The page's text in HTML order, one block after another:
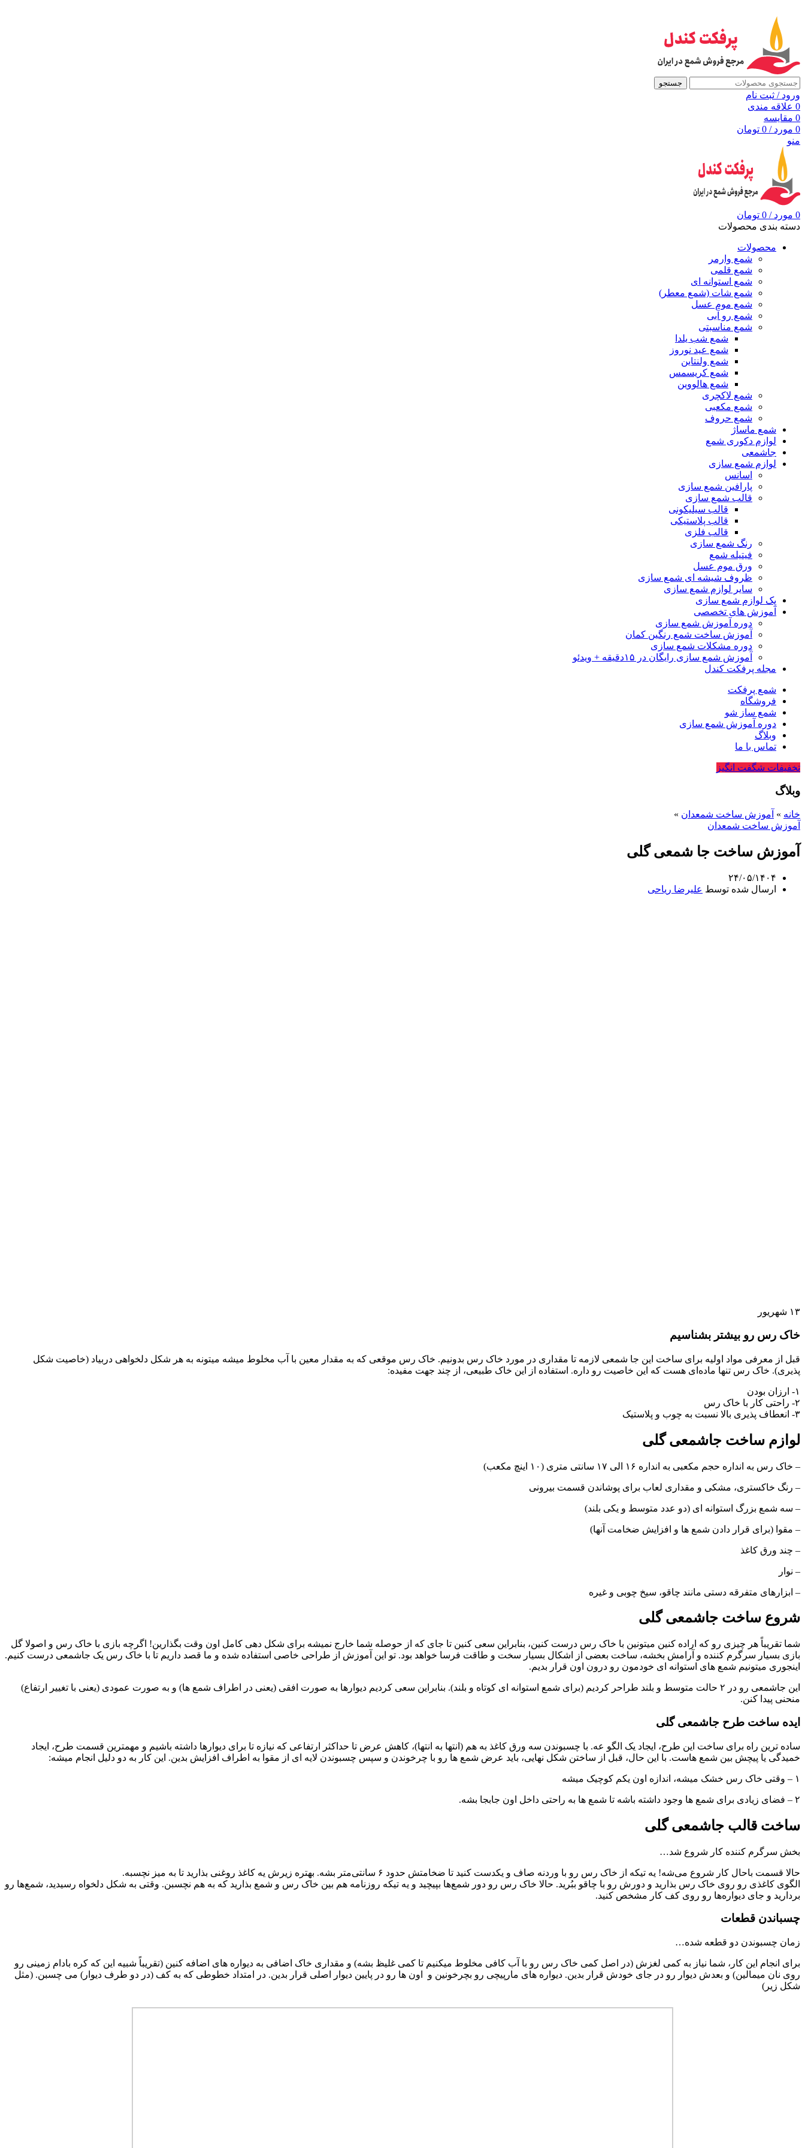
جستجو
ورود / ثبت نام
0 علاقه مندی
0 مقايسه
0 مورد /
0 تومان
منو
0 مورد /
0 تومان
دسته بندی محصولات
محصولات
شمع وارمر
شمع قلمی
شمع استوانه ای
شمع شات (شمع معطر)
شمع موم عسل
شمع رو آبی
شمع مناسبتی
شمع شب یلدا
شمع عید نوروز
شمع ولنتاین
شمع کریسمس
شمع هالووین
شمع لاکچری
شمع مکعبی
شمع حروف
شمع ماساژ
لوازم دکوری شمع
جاشمعی
لوازم شمع سازی
اسانس
پارافین شمع سازی
قالب شمع سازی
قالب سیلیکونی
قالب پلاستیکی
قالب فلزی
رنگ شمع سازی
فیتیله شمع
ورق موم عسل
ظروف شیشه ای شمع سازی
سایر لوازم شمع سازی
پک لوازم شمع سازی
آموزش های تخصصی
دوره آموزش شمع سازی
آموزش ساخت شمع رنگین کمان
دوره مشکلات شمع سازی
آموزش شمع سازی رایگان در ۱۵دقیقه + ویدئو
مجله پرفکت کندل
شمع پرفکت
فروشگاه
شمع ساز شو
دوره آموزش شمع سازی
وبلاگ
تماس با ما
تخفیفات شگفت انگیز
وبلاگ
خانه » آموزش ساخت شمعدان »
آموزش ساخت شمعدان
آموزش ساخت جا شمعی گلی
۲۴/۰۵/۱۴۰۴
ارسال شده توسط علیرضا ریاحی
۱۳ شهریور
خاک رس رو بیشتر بشناسیم
قبل از معرفی مواد اولیه برای ساخت این جا شمعی لازمه تا مقداری در مورد خاک رس بدونیم. خاک رس موقعی که به مقدار معین با آب مخلوط میشه میتونه به هر شکل دلخواهی دربیاد (خاصیت شکل‌
پذیری). خاک رس تنها ماده‌ای هست که این خاصیت رو داره. استفاده از این خاک طبیعی، از چند جهت مفیده:
۱- ارزان بودن
۲- راحتی کار با خاک رس
۳- انعطاف پذیری بالا نسبت به چوب و پلاستیک
لوازم ساخت جاشمعی گلی
– خاک رس به انداره حجم مکعبی به انداره ۱۶ الی ۱۷ سانتی متری (۱۰ اینچ مکعب)
– رنگ خاکستری، مشکی و مقداری لعاب برای پوشاندن قسمت بیرونی
– سه شمع بزرگ استوانه ای (دو عدد متوسط و یکی بلند)
– مقوا (برای قرار دادن شمع ها و افزایش ضخامت آنها)
– چند ورق کاغذ
– نوار
– ابزارهای متفرقه دستی مانند چاقو، سیخ چوبی و غیره
شروع ساخت جاشمعی گلی
شما تقریباً هر چیزی رو که اراده کنین میتونین با خاک رس درست کنین، بنابراین سعی کنین تا جای که از حوصله شما خارج نمیشه برای شکل دهی کامل اون وقت بگذارین! اگرچه بازی با خاک رس و اصولا گل
بازی بسیار سرگرم کننده و آرامش بخشه، ساخت بعضی از اشکال بسیار سخت و طاقت فرسا خواهد بود. تو این آموزش از طراحی خاصی استفاده شده و ما قصد داریم تا با خاک رس یک جاشمعی درست کنیم.
اینجوری میتونیم شمع های استوانه ای خودمون رو درون اون قرار بدیم.
این جاشمعی رو در ۲ حالت متوسط و بلند طراحر کردیم (برای شمع استوانه ای کوتاه و بلند). بنابراین سعی کردیم دیوارها به صورت افقی (یعنی در اطراف شمع ها) و به صورت عمودی (یعنی با تغییر ارتفاع)
منحنی پیدا کنن.
ایده ساخت طرح جاشمعی گلی
ساده ترین راه برای ساخت این طرح، ایجاد یک الگو عه. با چسبوندن سه ورق کاغذ به هم (انتها به انتها)، کاهش عرض تا حداکثر ارتفاعی که نیازه تا برای دیوارها داشته باشیم و مهمترین قسمت طرح، ایجاد
خمیدگی یا پیچش بین شمع هاست. با این حال، قبل از ساختن شکل نهایی، باید عرض شمع ها رو با چرخوندن و سپس چسبوندن لایه ای از مقوا به اطراف افزایش بدین. این کار به دو دلیل انجام میشه:
۱ – وقتی خاک رس خشک میشه، اندازه اون یکم کوچیک میشه
۲ – فضای زیادی برای شمع ها وجود داشته باشه تا شمع ها به راحتی داخل اون جابجا بشه.
ساخت قالب جاشمعی گلی
بخش سرگرم کننده کار شروع شد…
حالا قسمت باحال کار شروع می‌شه! یه تیکه از خاک رس رو با وردنه صاف و یکدست کنید تا ضخامتش حدود ۶ سانتی‌متر بشه. بهتره زیرش یه کاغذ روغنی بذارید تا به میز نچسبه.
الگوی کاغذی رو روی خاک رس بذارید و دورش رو با چاقو ببُرید. حالا خاک رس رو دور شمع‌ها بپیچید و یه تیکه روزنامه هم بین خاک رس و شمع بذارید که به هم نچسبن. وقتی به شکل دلخواه رسیدید، شمع‌ها رو
بردارید و جای دیواره‌ها رو روی کف کار مشخص کنید.
چسباندن قطعات
زمان چسبوندن دو قطعه شده…
برای انجام این کار، شما نیاز به کمی لغزش (در اصل کمی خاک رس رو با آب کافی مخلوط میکنیم تا کمی غلیظ بشه) و مقداری خاک اضافی به دیواره های اضافه کنین (تقریباً شبیه این که کره بادام زمینی رو
روی نان میمالین) و بعدش دیوار رو در جای خودش قرار بدین. دیواره های مارپیچی رو بچرخونین و اون ها رو در پایین دیوار اصلی قرار بدین. در امتداد خطوطی که به کف (در دو طرف دیوار) می چسبن. (مثل
شکل زیر)